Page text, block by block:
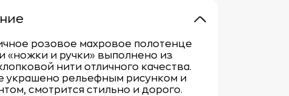
розовое махровое полотенце
«ножки и ручки» выполнено из
нити отличного качества.
украшено рельефным рисунком и
смотрится стильно и дорого.